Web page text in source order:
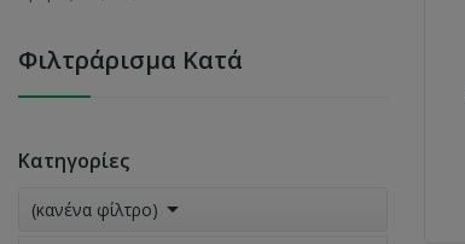
Φιλτράρισμα Κατά
Κατηγορίες
(κανένα φίλτρο) 